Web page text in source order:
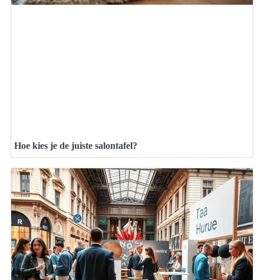
Hoe kies je de juiste salontafel?